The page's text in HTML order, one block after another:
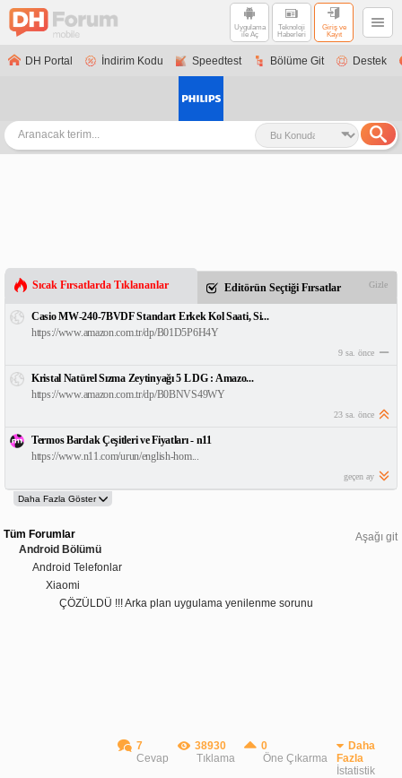
Uygulama
ile Aç
Teknoloji
Haberleri
Giriş ve
Kayıt
DH Portal İndirim Kodu Speedtest Bölüme Git Destek
Sıcak Fırsatlarda Tıklananlar Editörün Seçtiği Fırsatlar Gizle
Casio MW-240-7BVDF Standart Erkek Kol Saati, Si...
https://www.amazon.com.tr/dp/B01D5P6H4Y
9 sa. önce
Kristal Natürel Sızma Zeytinyağı 5 L DG : Amazo...
https://www.amazon.com.tr/dp/B0BNVS49WY
23 sa. önce
Termos Bardak Çeşitleri ve Fiyatları - n11
https://www.n11.com/urun/english-hom...
geçen ay
Aşağı git
Tüm Forumlar
Android Bölümü
Android Telefonlar
Xiaomi
ÇÖZÜLDÜ !!! Arka plan uygulama yenilenme sorunu
7
Cevap
38930
Tıklama
0
Öne Çıkarma
Daha
Fazla
İstatistik